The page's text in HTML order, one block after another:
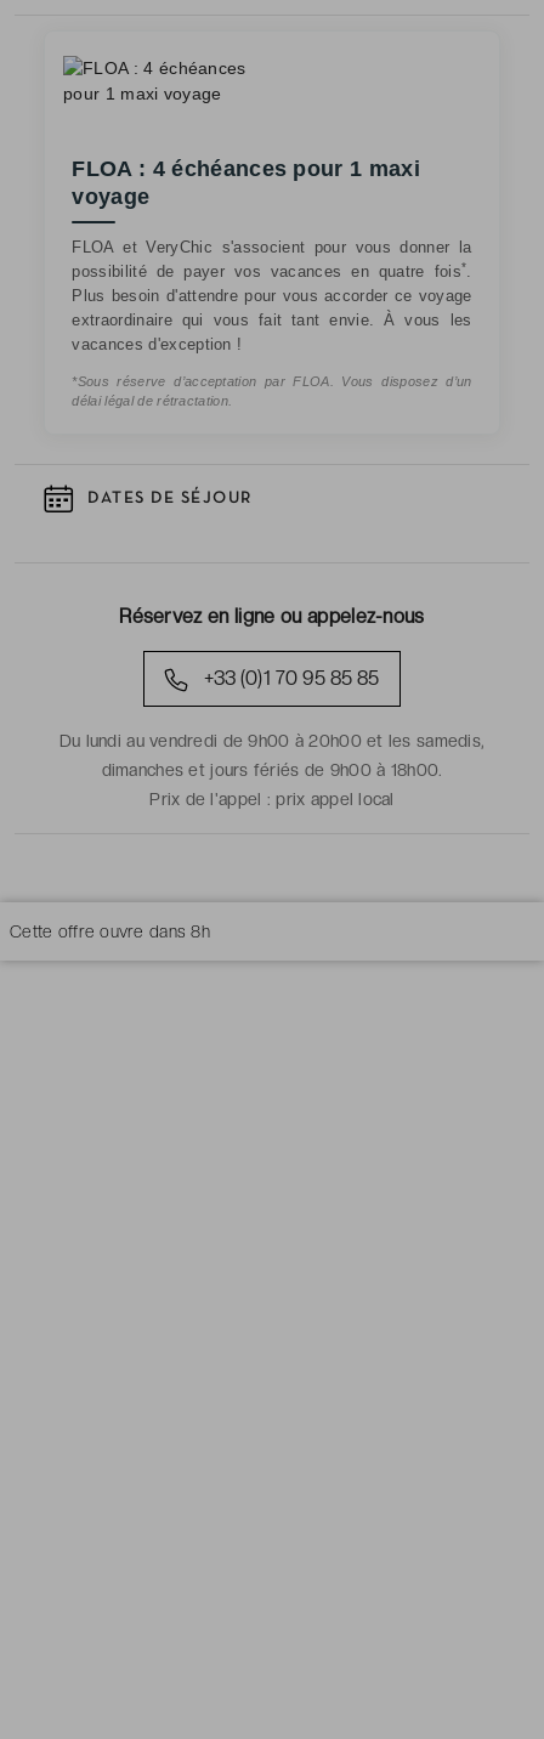
DATES DE SÉJOUR
Réservez en ligne ou appelez-nous
+33 (0)1 70 95 85 85
Du lundi au vendredi de 9h00 à 20h00 et les samedis,
dimanches et jours fériés de 9h00 à 18h00.
Prix de l'appel :prix appel local
FLOA : 4 échéances pour 1 maxi
voyage
FLOA et VeryChic s'associent pour vous donner la
possibilité de payer vos vacances en quatre fois*
Plus besoin d'attendre pour vous accorder ce voyage
extraordinaire qui vous fait tant envie. À vous les
vacances d'exception !
*Sous réserve d’acceptation par FLOA. Vous disposez d’un
délai légal de rétractation.
Cette offre ouvre dans8h